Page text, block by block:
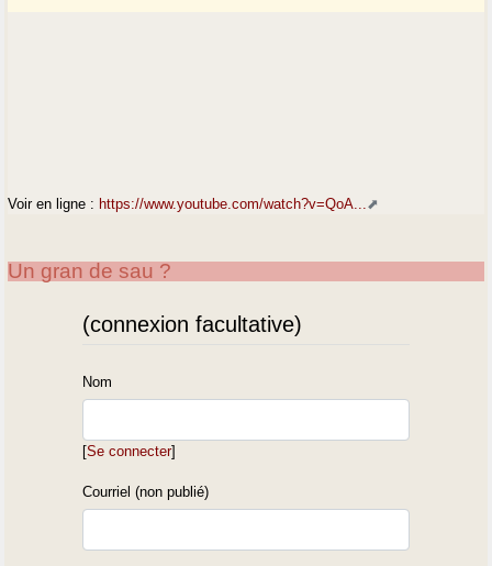
Voir en ligne : https://www.youtube.com/watch?v=QoA...
Un gran de sau ?
(connexion facultative)
Nom
[Se connecter]
Courriel (non publié)